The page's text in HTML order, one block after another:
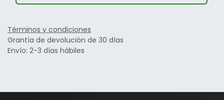
Términos y condiciones
Grantía de devolución de 30 días
Envío: 2-3 días hábiles